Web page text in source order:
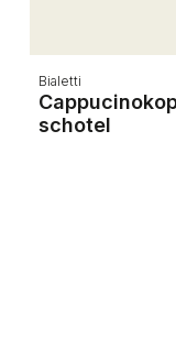
Bialetti
schotel